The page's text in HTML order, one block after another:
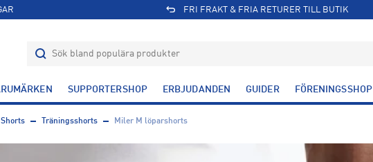
FRI FRAKT & FRIA RETURER TILL BUTIK
SUPPORTERSHOP ERBJUDANDEN GUIDER FÖRENINGSSHOP
Shorts Träningsshorts Miler M löparshorts